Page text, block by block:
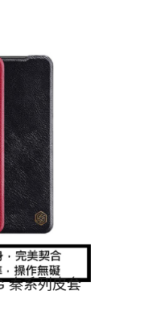
秦系列皮套